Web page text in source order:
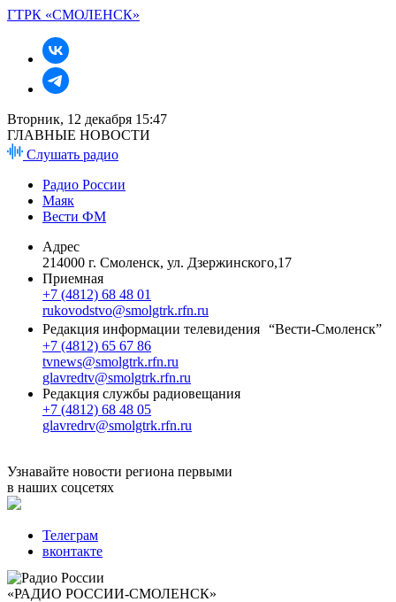
ГТРК «СМОЛЕНСК»
Вторник, 12 декабря 15:47
ГЛАВНЫЕ НОВОСТИ
Слушать радио
Радио России
Маяк
Вести ФМ
Адрес
214000 г. Смоленск, ул. Дзержинского,17
Приемная
+7 (4812) 68 48 01
rukovodstvo@smolgtrk.rfn.ru
Редакция информации телевидения “Вести-Смоленск”
+7 (4812) 65 67 86
tvnews@smolgtrk.rfn.ru
glavredtv@smolgtrk.rfn.ru
Редакция службы радиовещания
+7 (4812) 68 48 05
glavredrv@smolgtrk.rfn.ru
Узнавайте новости региона первыми
в наших соцсетях
Телеграм
вконтакте
«РАДИО РОССИИ-СМОЛЕНСК»